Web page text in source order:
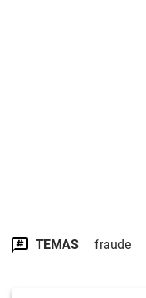
TEMAS fraude